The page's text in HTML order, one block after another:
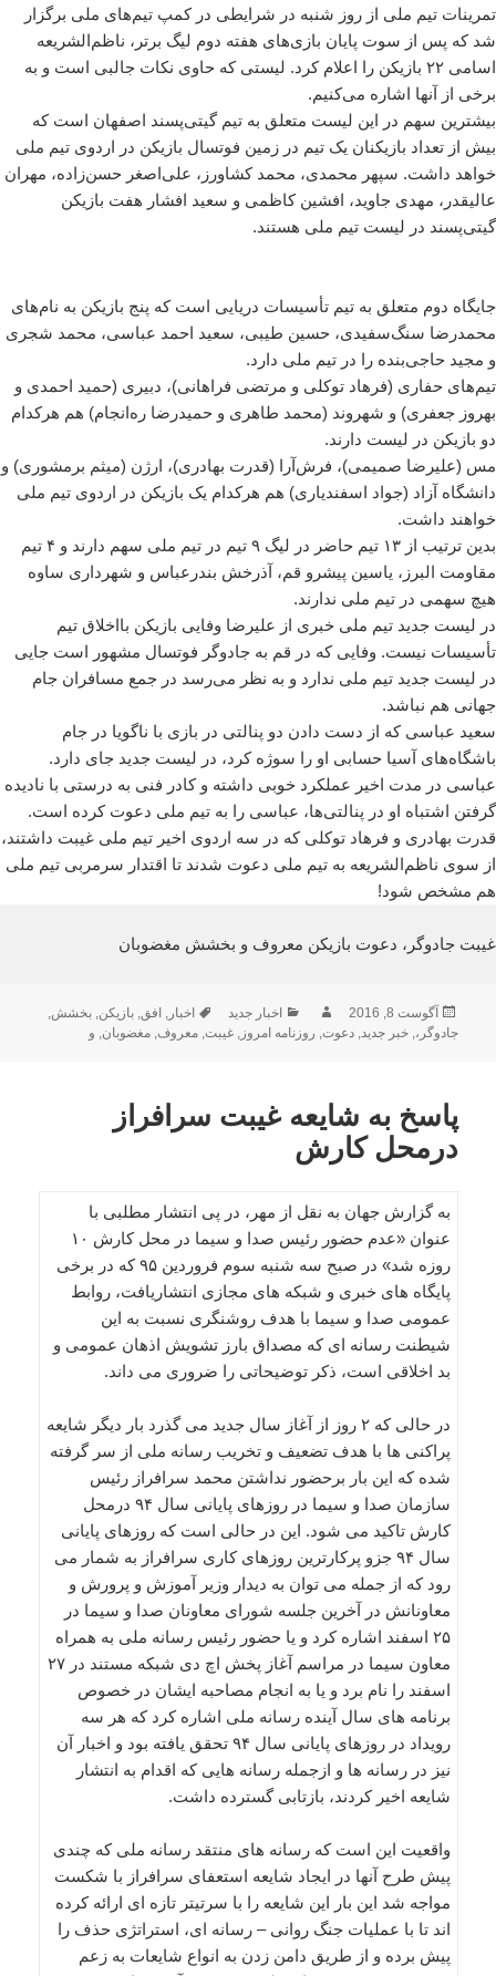
تمرینات تیم ملی از روز شنبه در شرایطی در کمپ تیم‌های ملی برگزار
شد که پس از سوت پایان بازی‌های هفته دوم لیگ برتر، ناظم‌الشریعه
اسامی ۲۲ بازیکن را اعلام کرد. لیستی که حاوی نکات جالبی است و به
برخی از آنها اشاره می‌کنیم.
بیشترین سهم در این لیست متعلق به تیم گیتی‌پسند اصفهان است که
بیش از تعداد بازیکنان یک تیم در زمین فوتسال بازیکن در اردوی تیم ملی
خواهد داشت. سپهر محمدی، محمد کشاورز، علی‌اصغر حسن‌زاده، مهران
عالیقدر، مهدی جاوید، افشین کاظمی و سعید افشار هفت بازیکن
گیتی‌پسند در لیست تیم ملی هستند.
جایگاه دوم متعلق به تیم تأسیسات دریایی است که پنج بازیکن به نام‌های
محمدرضا سنگ‌سفیدی، حسین طیبی، سعید احمد عباسی، محمد شجری
و مجید حاجی‌بنده را در تیم ملی دارد.
تیم‌های حفاری (فرهاد توکلی و مرتضی فراهانی)، دبیری (حمید احمدی و
بهروز جعفری) و شهروند (محمد طاهری و حمیدرضا ره‌انجام) هم هرکدام
دو بازیکن در لیست دارند.
مس (علیرضا صمیمی)، فرش‌آرا (قدرت بهادری)، ارژن (‌میثم برمشوری‌) و
دانشگاه آزاد (جواد اسفندیاری) هم هرکدام یک بازیکن در اردوی تیم ملی
خواهند داشت.
بدین ترتیب از ۱۳ تیم حاضر در لیگ ۹ تیم در تیم ملی سهم دارند و ۴ تیم
مقاومت البرز، یاسین پیشرو قم، آذرخش بندرعباس و شهرداری ساوه
هیچ سهمی در تیم ملی ندارند.
در لیست جدید تیم ملی خبری از علیرضا وفایی بازیکن بااخلاق تیم
تأسیسات نیست. وفایی که در قم به جادوگر فوتسال مشهور است جایی
در لیست جدید تیم ملی ندارد و به نظر می‌رسد در جمع مسافران جام
جهانی‌ هم نباشد.
سعید عباسی که از دست دادن دو پنالتی در بازی با ناگویا در جام
باشگاه‌های آسیا حسابی او را سوژه کرد، در لیست جدید جای دارد.
عباسی در مدت اخیر عملکرد خوبی داشته و کادر فنی به درستی با نادیده
گرفتن اشتباه او در پنالتی‌ها، عباسی را به تیم ملی دعوت کرده است.
قدرت بهادری و فرهاد توکلی که در سه اردوی اخیر تیم ملی غیبت داشتند،
از سوی ناظم‌الشریعه به تیم ملی دعوت شدند تا اقتدار سرمربی تیم ملی
هم مشخص شود!
غیبت جادوگر، دعوت بازیکن معروف و بخشش مغضوبان
ارسال
شده
آگوست 8, 2016 نویسندهدسته‌ها
اخبار جدید برچسب‌ها
اخبار, افق,بازیکن,بخشش,
جادوگر،,خبر جدید,دعوت, روزنامه امروز,غیبت,معروف,مغضوبان, و
پاسخ به شایعه غیبت سرافراز
درمحل کارش
به گزارش جهان به نقل از مهر، در پی انتشار مطلبی با
عنوان «عدم حضور رئیس صدا و سیما در محل كارش ۱۰
روزه شد» در صبح سه شنبه سوم فروردین ۹۵ كه در برخی
پایگاه های خبری و شبكه های مجازی انتشاریافت، روابط
عمومی صدا و سیما با هدف روشنگری نسبت به این
شیطنت رسانه ای كه مصداق بارز تشویش اذهان عمومی و
بد اخلاقی است، ذكر توضیحاتی را ضروری می داند.
در حالی كه ۲ روز از آغاز سال جدید می گذرد بار دیگر شایعه
پراكنی ها با هدف تضعیف و تخریب رسانه ملی از سر گرفته
شده كه این بار برحضور نداشتن محمد سرافراز رئیس
سازمان صدا و سیما در روزهای پایانی سال ۹۴ درمحل
كارش تاكید می شود. این در حالی است كه روزهای پایانی
سال ۹۴ جزو پركارترین روزهای كاری سرافراز به شمار می
رود كه از جمله می توان به دیدار وزیر آموزش و پرورش و
معاونانش در آخرین جلسه شورای معاونان صدا و سیما در
۲۵ اسفند اشاره كرد و یا حضور رئیس رسانه ملی به همراه
معاون سیما در مراسم آغاز پخش اچ دی شبكه مستند در ۲۷
اسفند را نام برد و یا به انجام مصاحبه ایشان در خصوص
برنامه های سال آینده رسانه ملی اشاره كرد كه هر سه
رویداد در روزهای پایانی سال ۹۴ تحقق یافته بود و اخبار آن
نیز در رسانه ها و ازجمله رسانه هایی كه اقدام به انتشار
شایعه اخیر كردند، بازتابی گسترده داشت.
واقعیت این است كه رسانه های منتقد رسانه ملی كه چندی
پیش طرح آنها در ایجاد شایعه استعفای سرافراز با شكست
مواجه شد این بار این شایعه را با سرتیتر تازه ای ارائه كرده
اند تا با عملیات جنگ روانی – رسانه ای، استراتژی حذف را
پیش برده و از طریق دامن زدن به انواع شایعات به زعم